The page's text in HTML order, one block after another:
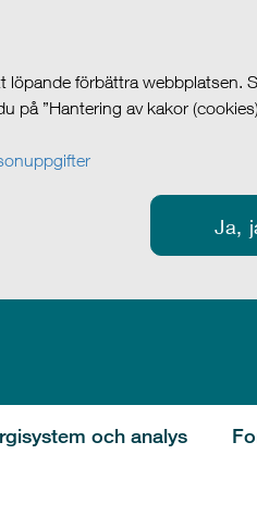
löpande förbättra webbplatsen.
på ”Hantering av kakor
Ja,
och analys